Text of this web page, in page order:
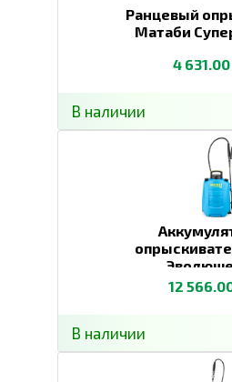
Ранцевый
Матаби
4 631.00
В наличии
12
В наличии